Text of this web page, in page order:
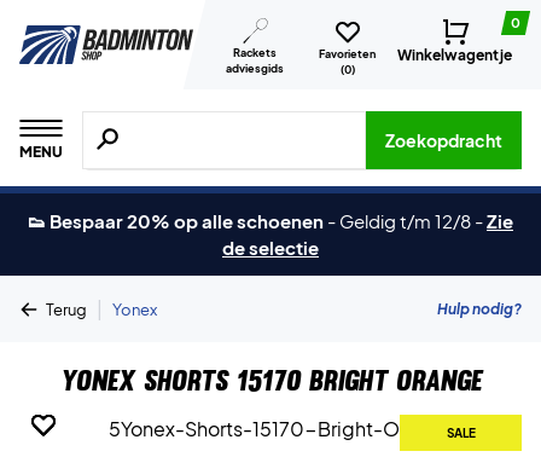
Rackets
adviesgids
Favorieten
(0)
0
Winkelwagentje
MENU
Zoeken naar producten, merken etc.
Zoekopdracht
👟 Bespaar 20% op alle schoenen - Geldig t/m 12/8 -Zie
de selectie
Terug | Yonex Hulp nodig?
Yonex Shorts 15170 Bright Orange
SALE
SALE
SALE
SALE
SALE